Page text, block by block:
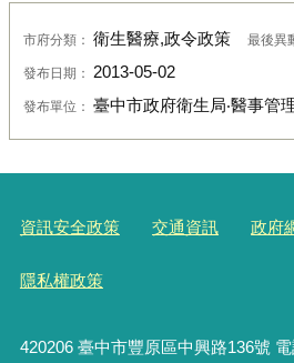
市府分類： 衛生醫療,政令政策 最後異
發布日期： 2013-05-02
發布單位： 臺中市政府衛生局‧醫事管
資訊安全政策 交通資訊 政府
隱私權政策
420206臺中市豐原區中興路136號